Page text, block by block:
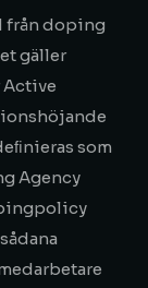
från doping
gäller
som
Agency